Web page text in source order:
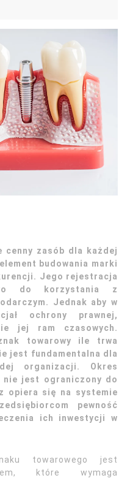
cenny zasób dla każdej
budowania marki
Jego rejestracja
do korzystania z
Jednak aby w
ochrony prawnej,
jej ram czasowych.
towarowy ile trwa
jest fundamentalna dla
organizacji. Okres
nie jest ograniczony do
opiera się na systemie
pewność
ich inwestycji w
towarowego jest
które wymaga